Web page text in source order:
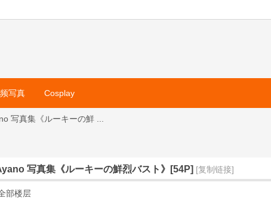
写真 Cosplay
写真集《ルーキーの鮮 ...
写真集《ルーキーの鮮烈バスト》[54P] [复制链接]
部楼层